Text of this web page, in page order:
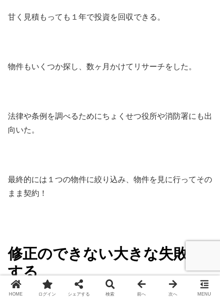
甘く見積もっても１年で投資を回収できる。
物件もいくつか探し、数ヶ月かけてリサーチをした。
法律や条例を調べるためにちょくせつ役所や消防署にも出
向いた。
最終的には１つの物件に絞り込み、物件を見に行ってその
まま契約！
修正のできない大きな失敗を
する
HOME ログイン シェアする 検索 前へ 次へ MENU